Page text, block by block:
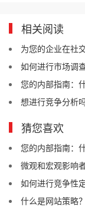
相关阅读
为您的企业在社
如何进行市场调
您的内部指南：
想进行竞争分析
猜您喜欢
您的内部指南：
微观和宏观影响
如何进行竞争性
什么是网站策略